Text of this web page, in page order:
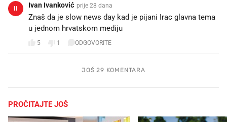
II Ivan Ivanković prije 28 dana
Znaš da je slow news day kad je pijani Irac glavna tema
u jednom hrvatskom mediju
5 1 ODGOVORITE
JOŠ 29 KOMENTARA
PROČITAJTE JOŠ